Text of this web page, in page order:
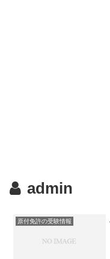
admin
原付免許の受験情報